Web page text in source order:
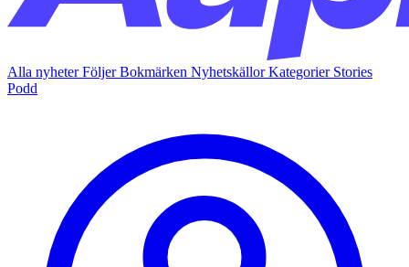
Alla nyheterFöljerBokmärken NyhetskällorKategorier Stories
Podd